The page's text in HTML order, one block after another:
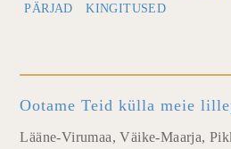
PÄRJAD
KINGITUSED
Ootame Teid külla meie
Lääne-Virumaa, Väike-Maarja,